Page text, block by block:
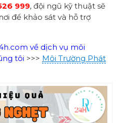
999, đội ngũ kỹ thuật sẽ
để khảo sát và hỗ trợ
về dịch vụ môi
tôi >>> Môi Trường Phát